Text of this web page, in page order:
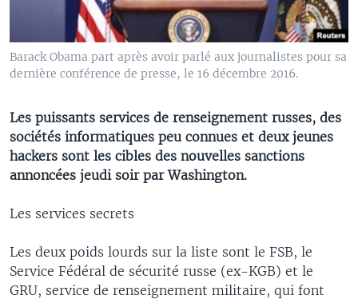
Barack Obama part après avoir parlé aux journalistes pour sa
dernière conférence de presse, le 16 décembre 2016.
Les puissants services de renseignement russes, des
sociétés informatiques peu connues et deux jeunes
hackers sont les cibles des nouvelles sanctions
annoncées jeudi soir par Washington.
Les services secrets
Les deux poids lourds sur la liste sont le FSB, le
Service Fédéral de sécurité russe (ex-KGB) et le
GRU, service de renseignement militaire, qui font